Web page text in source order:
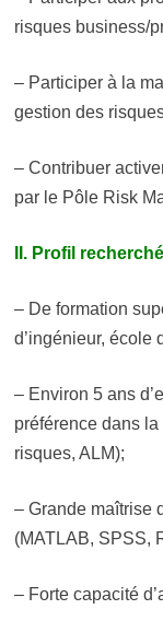
risques business/
– Participer à la
gestion des
– Contribuer
par le Pôle Risk
II. Profil
– De formation
d’ingénieur, école
– Environ 5 ans
préférence dans
risques, ALM);
– Grande maîtrise
(MATLAB, SPSS,
– Forte capacité